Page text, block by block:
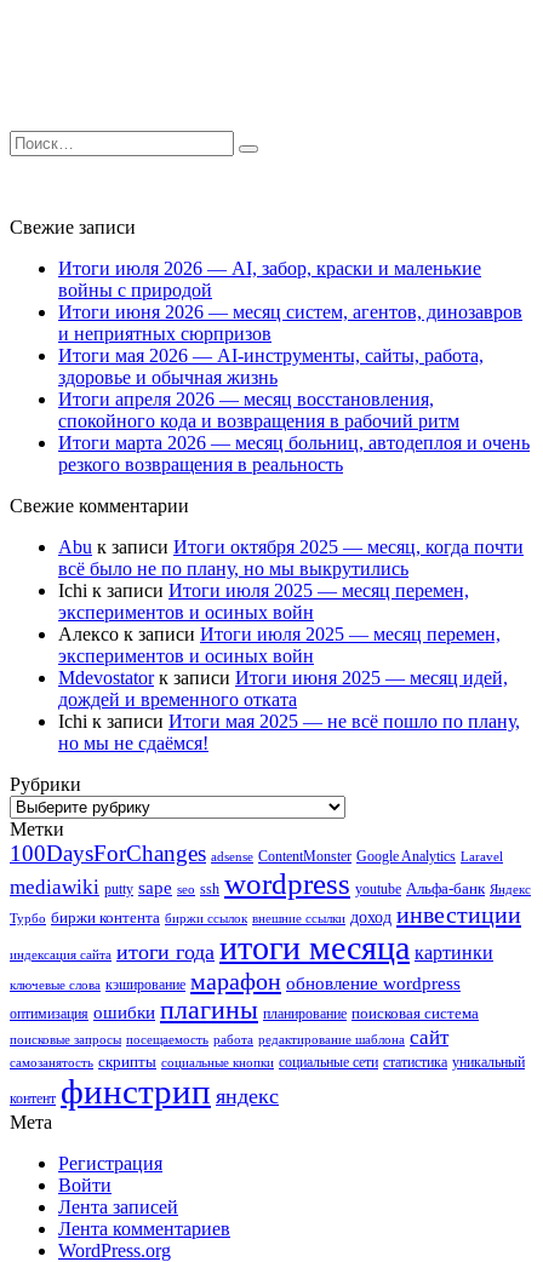
Search
for:
Свежие записи
Итоги июля 2026 — AI, забор, краски и маленькие
войны с природой
Итоги июня 2026 — месяц систем, агентов, динозавров
и неприятных сюрпризов
Итоги мая 2026 — AI-инструменты, сайты, работа,
здоровье и обычная жизнь
Итоги апреля 2026 — месяц восстановления,
спокойного кода и возвращения в рабочий ритм
Итоги марта 2026 — месяц больниц, автодеплоя и очень
резкого возвращения в реальность
Свежие комментарии
Abu к записи Итоги октября 2025 — месяц, когда почти
всё было не по плану, но мы выкрутились
Ichi к записи Итоги июля 2025 — месяц перемен,
экспериментов и осиных войн
Алексо к записи Итоги июля 2025 — месяц перемен,
экспериментов и осиных войн
Mdevostatorк записи Итоги июня 2025 — месяц идей,
дождей и временного отката
Ichi к записи Итоги мая 2025 — не всё пошло по плану,
но мы не сдаёмся!
Рубрики
Рубрики
Метки
100DaysForChanges adsense ContentMonster Google Analytics Laravel
mediawiki putty sape seo ssh wordpress youtube Альфа-банк Яндекс
Турбо биржи контента биржи ссылок внешние ссылки доход инвестиции
индексация сайта итоги года итоги месяца картинки
ключевые слова кэширование марафон обновление wordpress
оптимизация ошибки плагины планирование поисковая система
поисковые запросы посещаемость работа редактирование шаблона сайт
самозанятость скрипты социальные кнопки социальные сети статистика уникальный
контент финстрип яндекс
Мета
Регистрация
Войти
Лента записей
Лента комментариев
WordPress.org